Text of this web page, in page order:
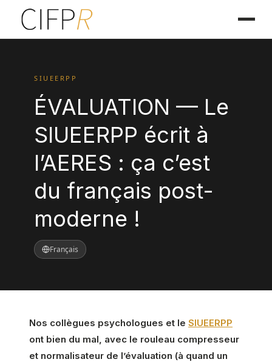
SIUEERPP
ÉVALUATION — Le
SIUEERPP écrit à
l’AERES : ça c’est
du français post-
moderne !
Français
Nos collègues psychologues et le SIUEERPP
ont bien du mal, avec le rouleau compresseur
et normalisateur de l’évaluation (à quand un